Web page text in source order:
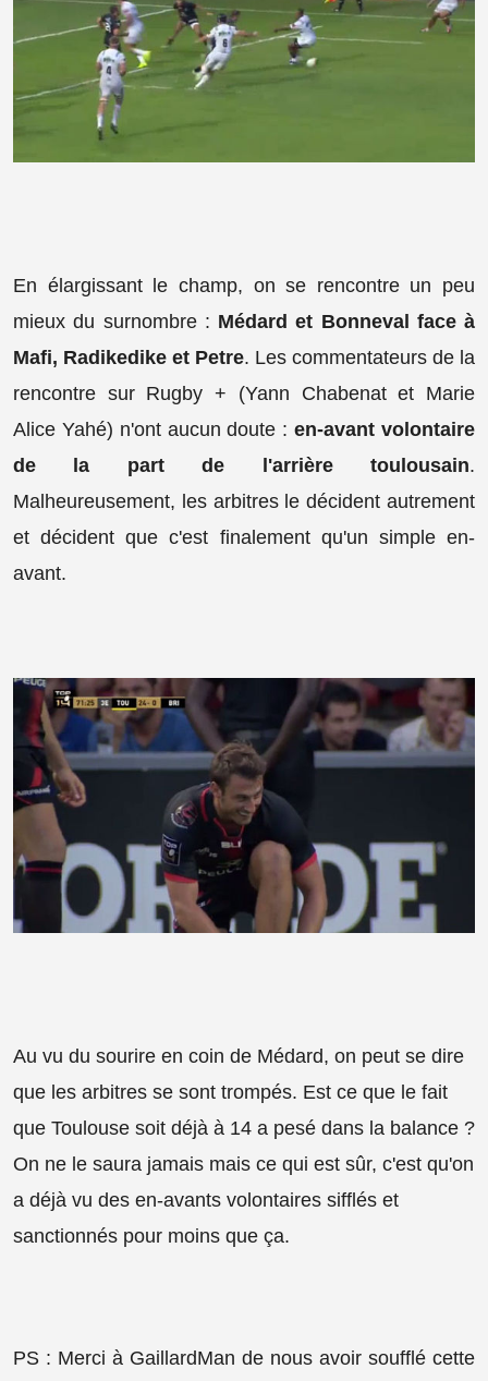
En élargissant le champ, on se rencontre un peu
mieux du surnombre : Médard et Bonneval face à
Mafi, Radikedike et Petre. Les commentateurs de la
rencontre sur Rugby + (Yann Chabenat et Marie
Alice Yahé) n'ont aucun doute :en-avant volontaire
de la part de l'arrière toulousain.
Malheureusement, les arbitres le décident autrement
et décident que c'est finalement qu'un simple en-
avant.
Au vu du sourire en coin de Médard, on peut se dire
que les arbitres se sont trompés. Est ce que le fait
que Toulouse soit déjà à 14 a pesé dans la balance ?
On ne le saura jamais mais ce qui est sûr, c'est qu'on
a déjà vu des en-avants volontaires sifflés et
sanctionnés pour moins que ça.
PS : Merci à GaillardMan de nous avoir soufflé cette